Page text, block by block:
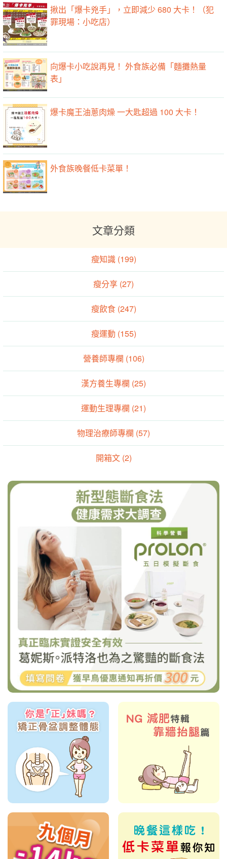
揪出「爆卡兇手」，立即減少 680 大卡！（犯
罪現場：小吃店）
向爆卡小吃說再見！ 外食族必備「麵攤熱量
表」
爆卡魔王油蔥肉燥 一大匙超過 100 大卡！
外食族晚餐低卡菜單！
文章分類
瘦知識 (199)
瘦分享 (27)
瘦飲食 (247)
瘦運動 (155)
營養師專欄 (106)
漢方養生專欄 (25)
運動生理專欄 (21)
物理治療師專欄 (57)
開箱文 (2)